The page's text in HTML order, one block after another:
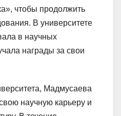
чтобы продолжить
В университете
в научных
награды за свои
Мадмусаева
научную карьеру и